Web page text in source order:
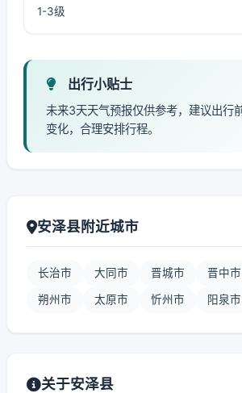
1-3级
出行小贴士
未来3天天气预报仅供参考，建议出行
变化，合理安排行程。
安泽县附近城市
长治市 大同市 晋城市 晋中市
朔州市 太原市 忻州市 阳泉市
关于安泽县